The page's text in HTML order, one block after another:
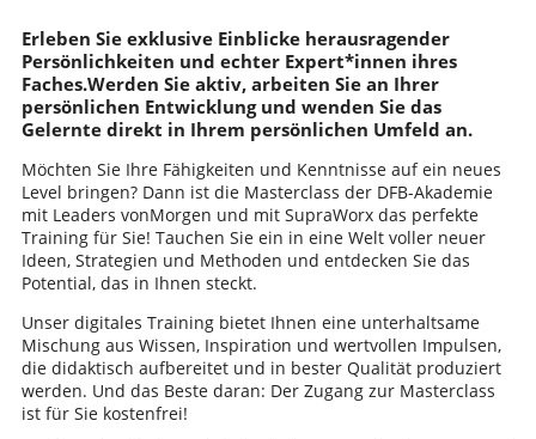
Erleben Sie exklusive Einblicke herausragender
Persönlichkeiten und echter Expert*innen ihres
Faches.Werden Sie aktiv, arbeiten Sie an Ihrer
persönlichen Entwicklung und wenden Sie das
Gelernte direkt in Ihrem persönlichen Umfeld an.
Möchten Sie Ihre Fähigkeiten und Kenntnisse auf ein neues
Level bringen? Dann ist die Masterclass der DFB-Akademie
mit Leaders vonMorgen und mit SupraWorx das perfekte
Training für Sie! Tauchen Sie ein in eine Welt voller neuer
Ideen, Strategien und Methoden und entdecken Sie das
Potential, das in Ihnen steckt.
Unser digitales Training bietet Ihnen eine unterhaltsame
Mischung aus Wissen, Inspiration und wertvollen Impulsen,
die didaktisch aufbereitet und in bester Qualität produziert
werden. Und das Beste daran: Der Zugang zur Masterclass
ist für Sie kostenfrei!